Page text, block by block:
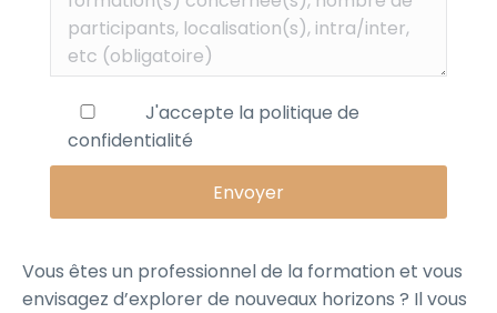
J'accepte la politique de
confidentialité
Vous êtes un professionnel de la formation et vous
envisagez d’explorer de nouveaux horizons ? Il vous